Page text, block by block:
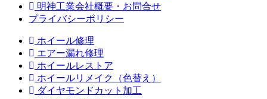
明神工業会社概要・お問合せ
プライバシーポリシー
ホイール修理
エアー漏れ修理
ホイールレストア
ホイールリメイク（色替え）
ダイヤモンドカット加工